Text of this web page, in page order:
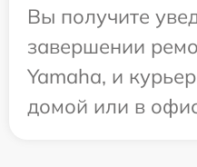
Вы получите
завершении
Yamaha, и
домой или в